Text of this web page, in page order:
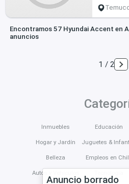
Encontramos 57 Hyundai Accent en
anuncios
1 / 2
Anuncio borrado
Inmuebles
Hogar y Jardín
Belleza
Autos y Vehículos
Educación
Juguetes &
Empleos en